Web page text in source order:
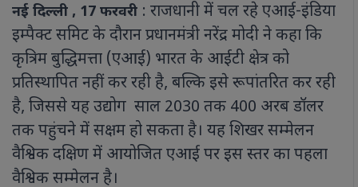
नई दिल्ली , 17 फरवरी : राजधानी में चल रहे एआई-इंडिया
इम्पैक्ट समिट के दौरान प्रधानमंत्री नरेंद्र मोदी ने कहा कि
कृत्रिम बुद्धिमत्ता (एआई) भारत के आईटी क्षेत्र को
प्रतिस्थापित नहीं कर रही है, बल्कि इसे रूपांतरित कर रही
है, जिससे यह उद्योग साल 2030 तक 400 अरब डॉलर
तक पहुंचने में सक्षम हो सकता है। यह शिखर सम्मेलन
वैश्विक दक्षिण में आयोजित एआई पर इस स्तर का पहला
वैश्विक सम्मेलन है।